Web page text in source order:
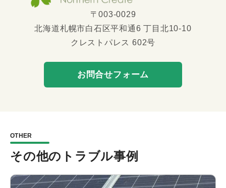
〒003-0029
北海道札幌市白石区平和通6 丁目北10-10
クレストパレス 602号
お問合せフォーム
OTHER
その他のトラブル事例